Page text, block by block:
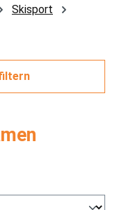
Skisport